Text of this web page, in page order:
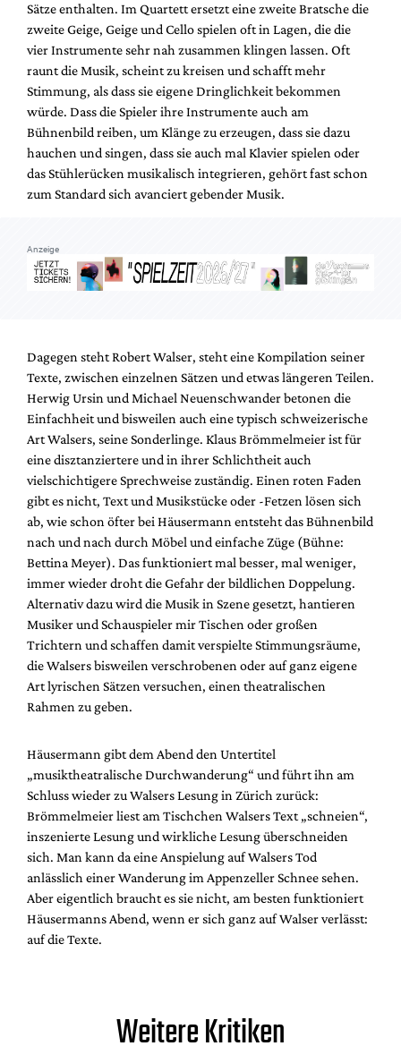
Sätze enthalten. Im Quartett ersetzt eine zweite Bratsche die
zweite Geige, Geige und Cello spielen oft in Lagen, die die
vier Instrumente sehr nah zusammen klingen lassen. Oft
raunt die Musik, scheint zu kreisen und schafft mehr
Stimmung, als dass sie eigene Dringlichkeit bekommen
würde. Dass die Spieler ihre Instrumente auch am
Bühnenbild reiben, um Klänge zu erzeugen, dass sie dazu
hauchen und singen, dass sie auch mal Klavier spielen oder
das Stühlerücken musikalisch integrieren, gehört fast schon
zum Standard sich avanciert gebender Musik.
Anzeige
Dagegen steht Robert Walser, steht eine Kompilation seiner
Texte, zwischen einzelnen Sätzen und etwas längeren Teilen.
Herwig Ursin und Michael Neuenschwander betonen die
Einfachheit und bisweilen auch eine typisch schweizerische
Art Walsers, seine Sonderlinge. Klaus Brömmelmeier ist für
eine disztanziertere und in ihrer Schlichtheit auch
vielschichtigere Sprechweise zuständig. Einen roten Faden
gibt es nicht, Text und Musikstücke oder -Fetzen lösen sich
ab, wie schon öfter bei Häusermann entsteht das Bühnenbild
nach und nach durch Möbel und einfache Züge (Bühne:
Bettina Meyer). Das funktioniert mal besser, mal weniger,
immer wieder droht die Gefahr der bildlichen Doppelung.
Alternativ dazu wird die Musik in Szene gesetzt, hantieren
Musiker und Schauspieler mir Tischen oder großen
Trichtern und schaffen damit verspielte Stimmungsräume,
die Walsers bisweilen verschrobenen oder auf ganz eigene
Art lyrischen Sätzen versuchen, einen theatralischen
Rahmen zu geben.
Häusermann gibt dem Abend den Untertitel
„musiktheatralische Durchwanderung“ und führt ihn am
Schluss wieder zu Walsers Lesung in Zürich zurück:
Brömmelmeier liest am Tischchen Walsers Text „schneien“,
inszenierte Lesung und wirkliche Lesung überschneiden
sich. Man kann da eine Anspielung auf Walsers Tod
anlässlich einer Wanderung im Appenzeller Schnee sehen.
Aber eigentlich braucht es sie nicht, am besten funktioniert
Häusermanns Abend, wenn er sich ganz auf Walser verlässt:
auf die Texte.
Weitere Kritiken